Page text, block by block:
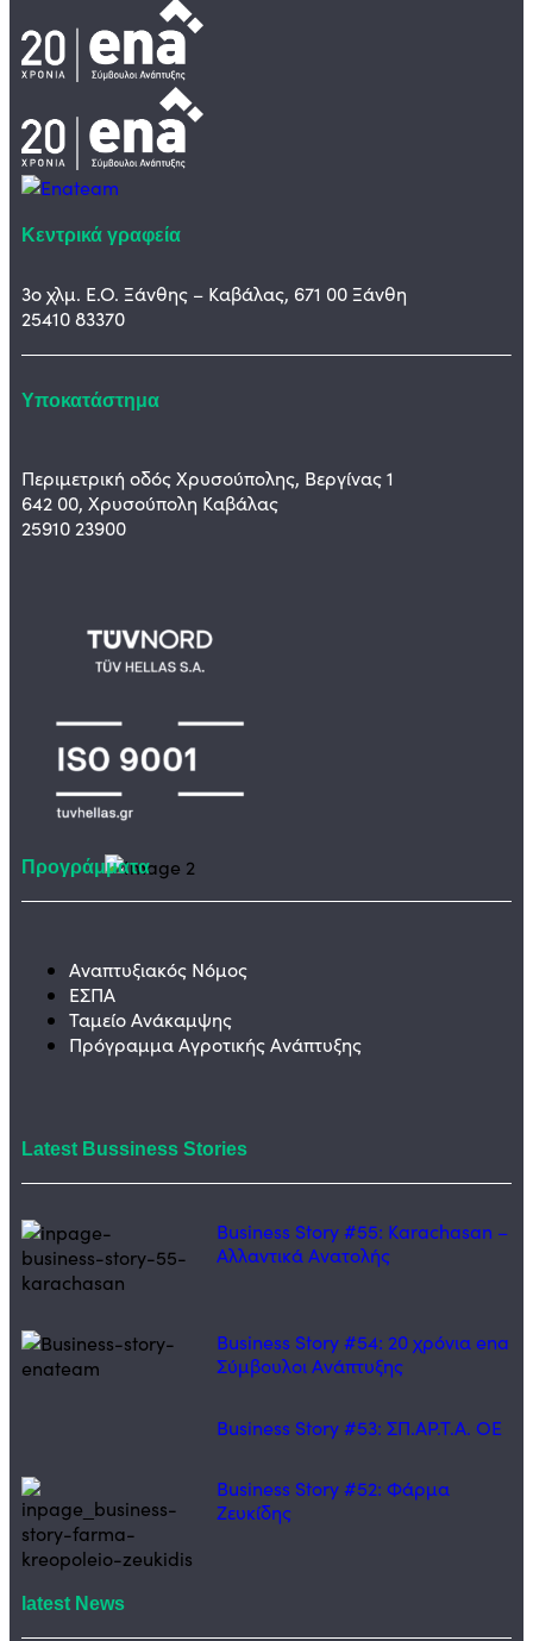
Κεντρικά γραφεία
3ο χλμ. Ε.Ο. Ξάνθης – Καβάλας, 671 00 Ξάνθη
25410 83370
Υποκατάστημα
Περιμετρική οδός Χρυσούπολης, Βεργίνας 1
642 00, Χρυσούπολη Καβάλας
25910 23900
Προγράμματα
Αναπτυξιακός Νόμος
ΕΣΠΑ
Ταμείο Ανάκαμψης
Πρόγραμμα Αγροτικής Ανάπτυξης
Latest Bussiness Stories
Business Story #55: Karachasan –
Αλλαντικά Ανατολής
Business Story #54: 20 χρόνια ena
Σύμβουλοι Ανάπτυξης
Business Story #53: ΣΠ.ΑΡ.Τ.Α. ΟΕ
Business Story #52: Φάρμα
Ζευκίδης
latest News